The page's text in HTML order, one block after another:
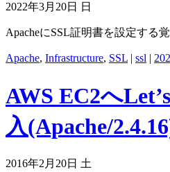
2022年3月20日 日
ApacheにSSL証明書を設定する覚
Apache, Infrastructure, SSL | ssl |
AWS EC2へ
入(Apache/
2016年2月20日 土